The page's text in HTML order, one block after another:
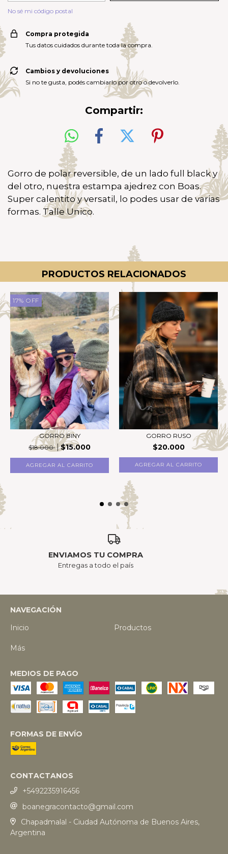
No sé mi código postal
Compra protegida
Tus datos cuidados durante toda la compra.
Cambios y devoluciones
Si no te gusta, podés cambiarlo por otro o devolverlo.
Compartir:
Gorro de polar reversible, de un lado full black y
del otro, nuestra estampa ajedrez con Boas.
Super calentito y versatil, lo podes usar de varias
formas. Talle Unico.
PRODUCTOS RELACIONADOS
17% OFF
GORRO BINY
$18.000
$15.000
AGREGAR AL CARRITO
GORRO RUSO
$20.000
ENVIAMOS TU COMPRA
Entregas a todo el país
NAVEGACIÓN
Inicio
Productos
Más
MEDIOS DE PAGO
FORMAS DE ENVÍO
CONTACTANOS
+5492235916456
boanegracontacto@gmail.com
Chapadmalal - Ciudad Autónoma de Buenos Aires,
Argentina